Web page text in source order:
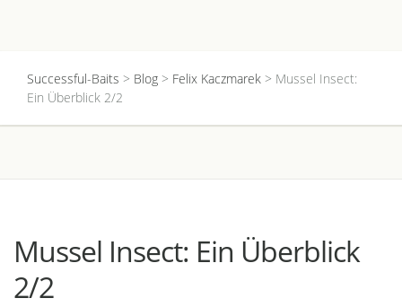
Successful-Baits > Blog > Felix Kaczmarek > Mussel Insect:
Ein Überblick 2/2
Mussel Insect: Ein Überblick
2/2